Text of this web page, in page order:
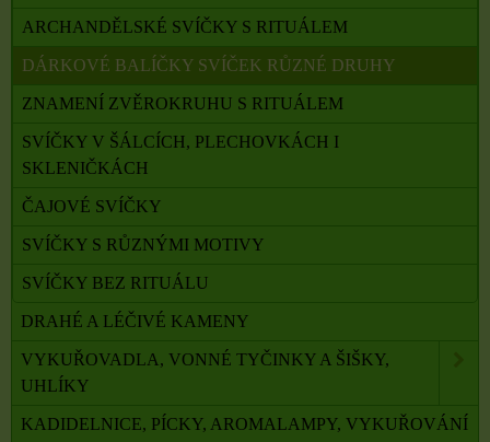
ARCHANDĚLSKÉ SVÍČKY S RITUÁLEM
DÁRKOVÉ BALÍČKY SVÍČEK RŮZNÉ DRUHY
ZNAMENÍ ZVĚROKRUHU S RITUÁLEM
SVÍČKY V ŠÁLCÍCH, PLECHOVKÁCH I
SKLENIČKÁCH
ČAJOVÉ SVÍČKY
SVÍČKY S RŮZNÝMI MOTIVY
SVÍČKY BEZ RITUÁLU
DRAHÉ A LÉČIVÉ KAMENY
VYKUŘOVADLA, VONNÉ TYČINKY A ŠIŠKY,
UHLÍKY
KADIDELNICE, PÍCKY, AROMALAMPY, VYKUŘOVÁNÍ